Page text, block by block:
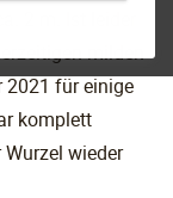
milden
2021 für einige
komplett
wieder